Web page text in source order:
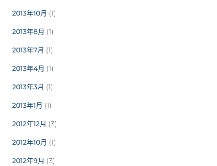
2013年10月 (1)
2013年8月 (1)
2013年7月 (1)
2013年4月 (1)
2013年3月 (1)
2013年1月 (1)
2012年12月 (3)
2012年10月 (1)
2012年9月 (3)